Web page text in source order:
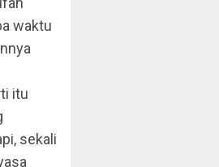
waktu
itu
sekali